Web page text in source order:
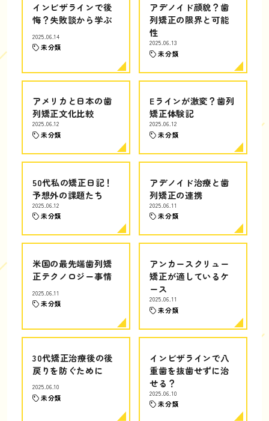
インビザラインで後
悔？失敗談から学ぶ
2025.06.14
未分類
アデノイド顔貌？歯
列矯正の限界と可能
性
2025.06.13
未分類
アメリカと日本の歯
列矯正文化比較
2025.06.12
未分類
Eラインが激変？歯列
矯正体験記
2025.06.12
未分類
50代私の矯正日記！
予想外の課題たち
2025.06.12
未分類
アデノイド治療と歯
列矯正の連携
2025.06.11
未分類
米国の最先端歯列矯
正テクノロジー事情
2025.06.11
未分類
アンカースクリュー
矯正が適しているケ
ース
2025.06.11
未分類
30代矯正治療後の後
戻りを防ぐために
2025.06.10
未分類
インビザラインで八
重歯を抜歯せずに治
せる？
2025.06.10
未分類